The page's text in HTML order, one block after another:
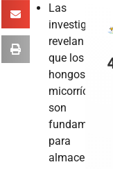
Las
revelan
que los
hongos
micorrícicos
son
para
almacenar